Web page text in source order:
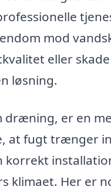
mod
eller
løsning.
dræning, er en
at fugt trænger
korrekt
klimaet. Her er